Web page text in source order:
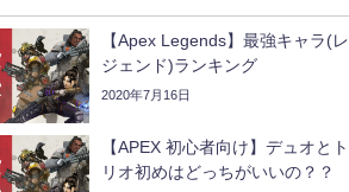
【Apex Legends】最強キャラ(レ
ジェンド)ランキング
2020年7月16日
【APEX 初心者向け】デュオとト
リオ初めはどっちがいいの？？